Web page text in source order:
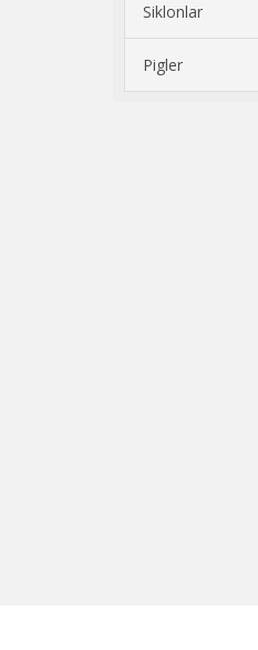
Siklonlar
Pigler